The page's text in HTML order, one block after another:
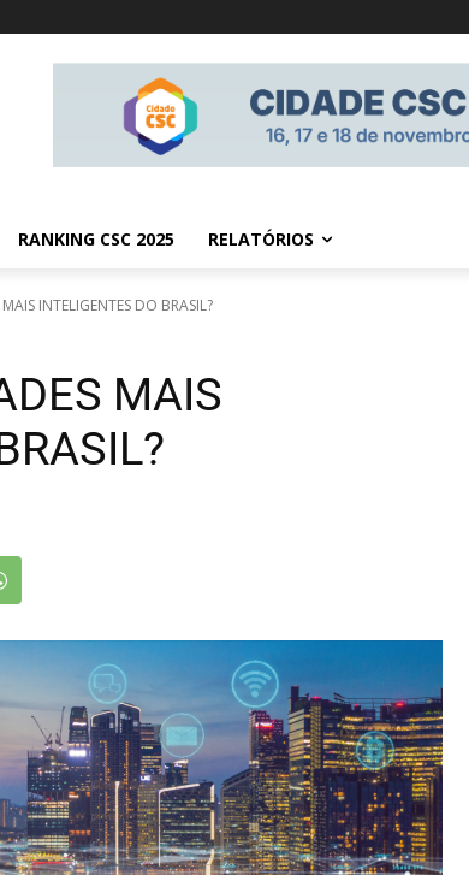
RANKING CSC 2025 RELATÓRIOS
INTELIGENTES DO BRASIL?
MAIS